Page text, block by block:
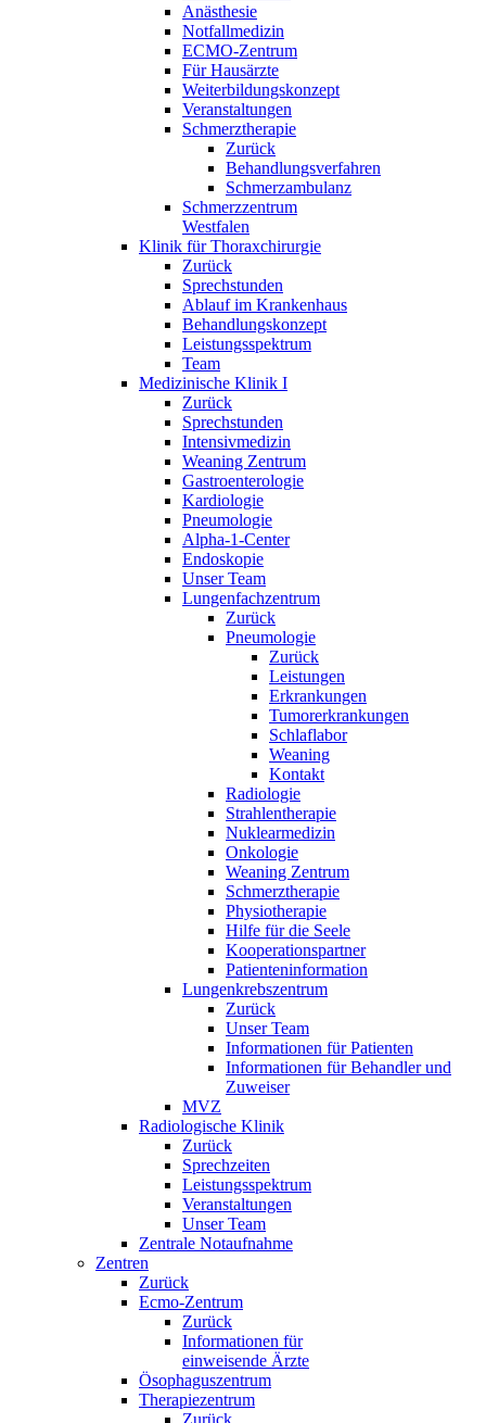
Anästhesie
Notfallmedizin
ECMO-Zentrum
Für Hausärzte
Weiterbildungskonzept
Veranstaltungen
Schmerztherapie
Zurück
Behandlungsverfahren
Schmerzambulanz
Schmerzzentrum
Westfalen
Klinik für Thoraxchirurgie
Zurück
Sprechstunden
Ablauf im Krankenhaus
Behandlungskonzept
Leistungsspektrum
Team
Medizinische Klinik I
Zurück
Sprechstunden
Intensivmedizin
Weaning Zentrum
Gastroenterologie
Kardiologie
Pneumologie
Alpha-1-Center
Endoskopie
Unser Team
Lungenfachzentrum
Zurück
Pneumologie
Zurück
Leistungen
Erkrankungen
Tumorerkrankungen
Schlaflabor
Weaning
Kontakt
Radiologie
Strahlentherapie
Nuklearmedizin
Onkologie
Weaning Zentrum
Schmerztherapie
Physiotherapie
Hilfe für die Seele
Kooperationspartner
Patienteninformation
Lungenkrebszentrum
Zurück
Unser Team
Informationen für Patienten
Informationen für Behandler und
Zuweiser
MVZ
Radiologische Klinik
Zurück
Sprechzeiten
Leistungsspektrum
Veranstaltungen
Unser Team
Zentrale Notaufnahme
Zentren
Zurück
Ecmo-Zentrum
Zurück
Informationen für
einweisende Ärzte
Ösophaguszentrum
Therapiezentrum
Zurück